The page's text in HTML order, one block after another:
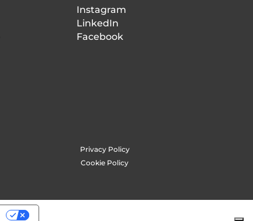
Instagram
LinkedIn
Facebook
Privacy Policy
Cookie Policy